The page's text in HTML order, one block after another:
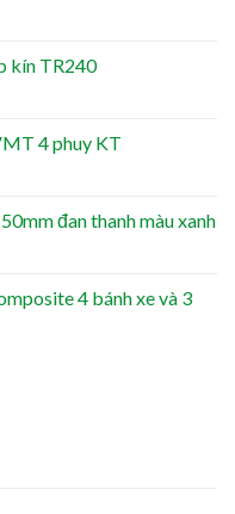
kín TR240
4 phuy KT
đan thanh màu xanh
4 bánh xe và 3